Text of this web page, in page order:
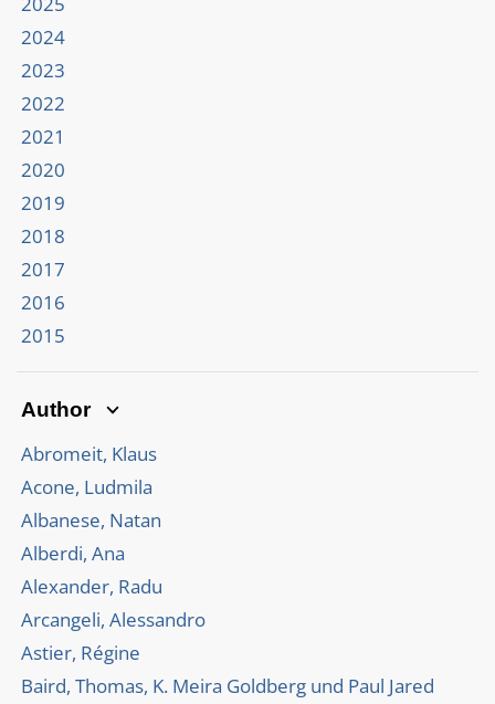
2024
2023
2022
2021
2020
2019
2018
2017
2016
2015
Author
Abromeit, Klaus
Acone, Ludmila
Albanese, Natan
Alberdi, Ana
Alexander, Radu
Arcangeli, Alessandro
Astier, Régine
Baird, Thomas, K. Meira Goldberg und Paul Jared